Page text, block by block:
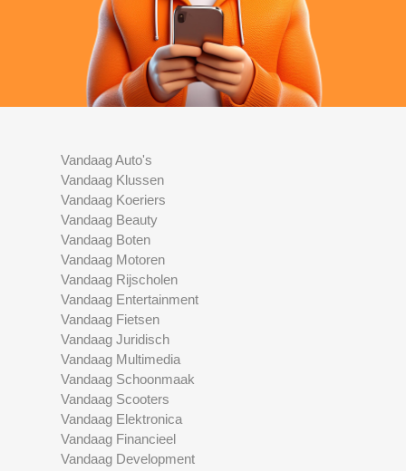
Vandaag Auto's
Vandaag Klussen
Vandaag Koeriers
Vandaag Beauty
Vandaag Boten
Vandaag Motoren
Vandaag Rijscholen
Vandaag Entertainment
Vandaag Fietsen
Vandaag Juridisch
Vandaag Multimedia
Vandaag Schoonmaak
Vandaag Scooters
Vandaag Elektronica
Vandaag Financieel
Vandaag Development